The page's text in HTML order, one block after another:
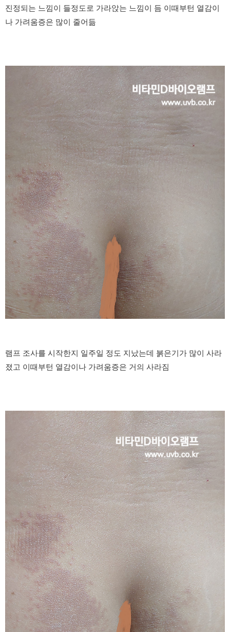
진정되는 느낌이 들정도로 가라앉는 느낌이 듬 이때부턴 열감이
나 가려움증은 많이 줄어듦
램프 조사를 시작한지 일주일 정도 지났는데 붉은기가 많이 사라
졌고 이때부턴 열감이나 가려움증은 거의 사라짐